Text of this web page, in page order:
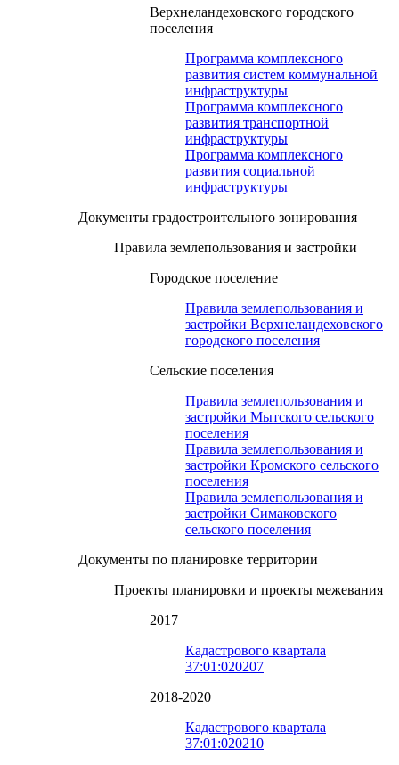
Верхнеландеховского городского
поселения
Программа комплексного
развития систем коммунальной
инфраструктуры
Программа комплексного
развития транспортной
инфраструктуры
Программа комплексного
развития социальной
инфраструктуры
Документы градостроительного зонирования
Правила землепользования и застройки
Городское поселение
Правила землепользования и
застройки Верхнеландеховского
городского поселения
Сельские поселения
Правила землепользования и
застройки Мытского сельского
поселения
Правила землепользования и
застройки Кромского сельского
поселения
Правила землепользования и
застройки Симаковского
сельского поселения
Документы по планировке территории
Проекты планировки и проекты межевания
2017
Кадастрового квартала
37:01:020207
2018-2020
Кадастрового квартала
37:01:020210